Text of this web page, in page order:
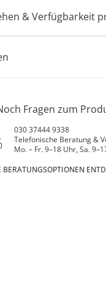
& Verfügbarkeit
Fragen zum
030 37444 9338
Telefonische Beratung &
Mo. – Fr. 9–18 Uhr, Sa.
BERATUNGSOPTIONEN